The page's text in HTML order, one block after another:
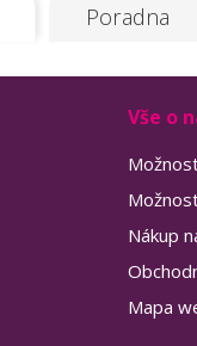
Poradna
Vše o
Nákup
Mapa